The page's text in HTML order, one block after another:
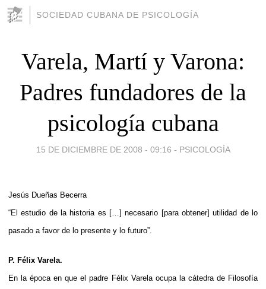
SOCIEDAD CUBANA DE PSICOLOGÍA
Varela, Martí y Varona:
Padres fundadores de la
psicología cubana
15 DE DICIEMBRE DE 2008 - 09:16 - PSICOLOGÍA
Jesús Dueñas Becerra
“El estudio de la historia es […] necesario [para obtener] utilidad de lo
pasado a favor de lo presente y lo futuro”.
P. Félix Varela.
En la época en que el padre Félix Varela ocupa la cátedra de Filosofía